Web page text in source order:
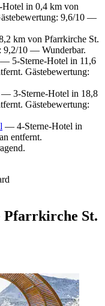
in 0,4 km von
9,6/10 —
km von Pfarrkirche St.
9,2/10 — Wunderbar.
— 5-Sterne-Hotel in 11,6
Gästebewertung:
— 3-Sterne-Hotel in 18,8
Gästebewertung:
— 4-Sterne-Hotel in
entfernt.
Pfarrkirche St.